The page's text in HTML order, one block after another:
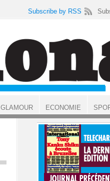
Subscribe by RSS
GLAMOUR ECONOMIE